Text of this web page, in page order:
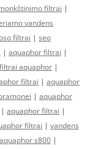
filtrai |
vandens
filtrai | seo
| aquaphor filtrai |
aquaphor |
filtrai | aquaphor
| aquaphor
| aquaphor filtrai |
filtrai | vandens
aquaphor s800 |